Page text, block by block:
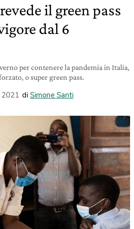
il green pass
dal 6
per contenere la pandemia in Italia,
o super green pass.
2021 di Simone Santi